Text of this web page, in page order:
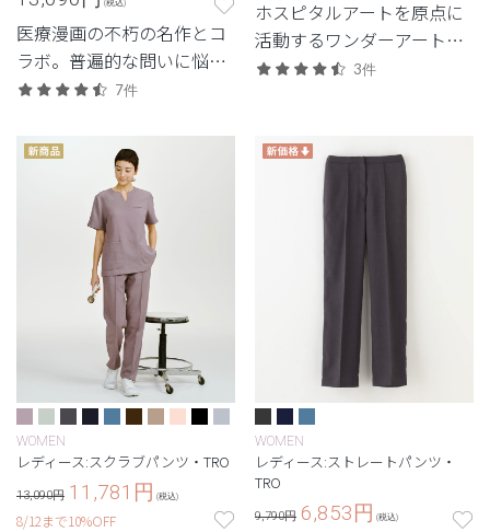
(税込)
医療漫画の不朽の名作とコ
ラボ。普遍的な問いに悩
み、挑み続けるBJの信念を
7件
ホスピタルアートを原点に
活動するワンダーアートと
のコラボモデル第2弾。世
3件
WOMEN
レディース:スクラブパンツ・TRO
13,090円 11,781 円 (税込)
8/12まで10%OFF
WOMEN
レディース:ストレートパンツ・
TRO
9,790円 6,853円 (税込)